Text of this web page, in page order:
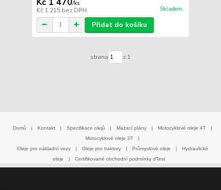
/ks
Kč 1 215 bez DPH Skladem
Přidat do košíku
strana z 1
Domů | Kontakt | Specifikace olejů | Mazací plány | Motocyklové oleje 4T
|
Motocyklové oleje 2T
|
Oleje pro nákladní vozy
| Oleje pro traktory | Průmyslové oleje |
Hydraulické
oleje
| Certifikované obchodní podmínky dTest